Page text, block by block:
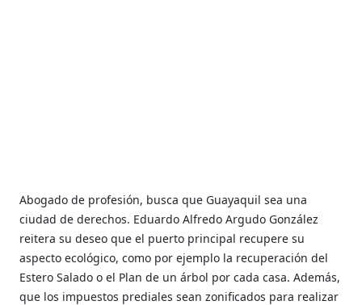
Abogado de profesión, busca que Guayaquil sea una
ciudad de derechos. Eduardo Alfredo Argudo González
reitera su deseo que el puerto principal recupere su
aspecto ecológico, como por ejemplo la recuperación del
Estero Salado o el Plan de un árbol por cada casa. Además,
que los impuestos prediales sean zonificados para realizar